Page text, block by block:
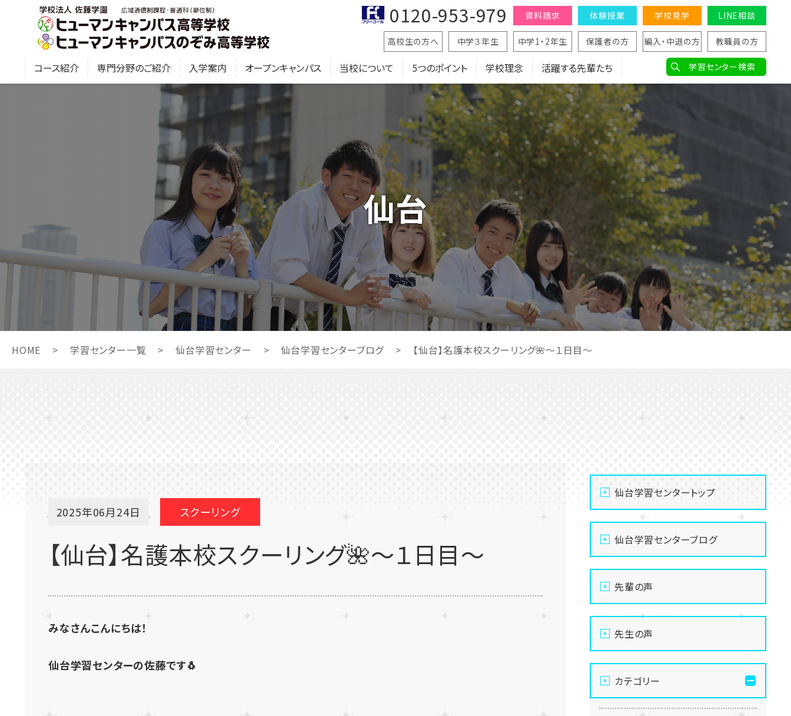
コース紹介 専門分野のご紹介 入学案内 オープンキャンパス 当校について 5つのポイント 学校理念 活躍する先輩たち
資料請求 体験授業 学校見学 LINE相談
高校生の方へ 中学３年生 中学1・2年生 保護者の方 編入・中退の方 教職員の方
学習センター検索
0120-953-979
仙台
HOME > 学習センター一覧 > 仙台学習センター > 仙台学習センターブログ > 【仙台】名護本校スクーリング🌺～１日目～
2025年06月24日 スクーリング
【仙台】名護本校スクーリング🌺～１日目～
みなさんこんにちは！
仙台学習センターの佐藤です🐧
仙台学習センタートップ
仙台学習センターブログ
先輩の声
先生の声
カテゴリー